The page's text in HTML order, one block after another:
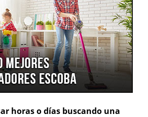
horas o días buscando una